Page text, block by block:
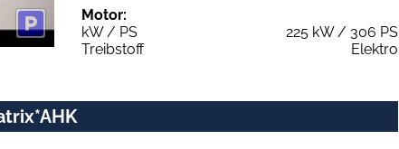
Motor:
kW / PS
225 kW / 306 PS
Treibstoff
Elektro